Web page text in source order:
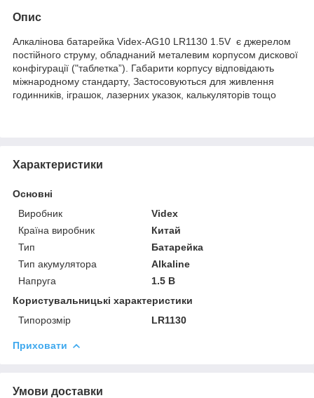
Опис
Алкалінова батарейка Videx-AG10 LR1130 1.5V є джерелом
постійного струму, обладнаний металевим корпусом дискової
конфігурації ("таблетка”). Габарити корпусу відповідають
міжнародному стандарту, Застосовуються для живлення
годинників, іграшок, лазерних указок, калькуляторів тощо
Характеристики
Основні
Виробник
Videx
Країна виробник
Китай
Тип
Батарейка
Тип акумулятора
Alkaline
Напруга
1.5 В
Користувальницькі характеристики
Типорозмір
LR1130
Приховати
Умови доставки